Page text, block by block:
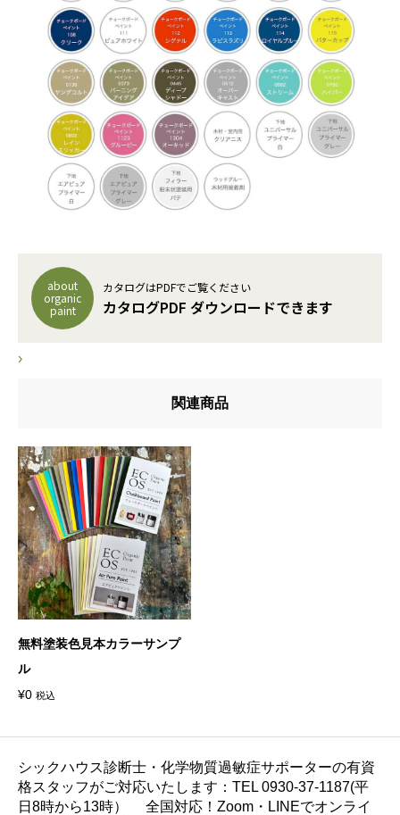
about
organic
paint
カタログはPDFでご覧ください
カタログPDF ダウンロードできます
›
関連商品
無料塗装色見本カラーサンプ
ル
¥0 税込
シックハウス診断士・化学物質過敏症サポーターの有資
格スタッフがご対応いたします：TEL 0930-37-1187(平
日8時から13時） 全国対応！Zoom・LINEでオンライ